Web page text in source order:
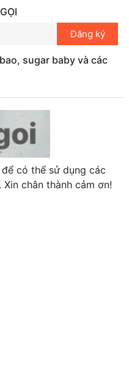
Đăng ký
sugar baby và các
có thể sử dụng các
chân thành cảm ơn!